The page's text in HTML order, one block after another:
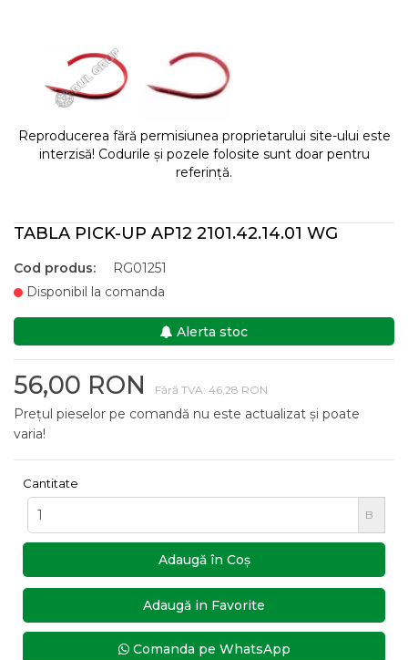
Reproducerea fără permisiunea proprietarului site-ului este
interzisă! Codurile și pozele folosite sunt doar pentru
referință.
TABLA PICK-UP AP12 2101.42.14.01 WG
Cod produs:
RG01251
Disponibil la comanda
Alerta stoc
56,00 RON Fără TVA: 46,28 RON
Prețul pieselor pe comandă nu este actualizat și poate
varia!
Cantitate
B
Adaugă în Coş
Adaugă in Favorite
Comanda pe WhatsApp